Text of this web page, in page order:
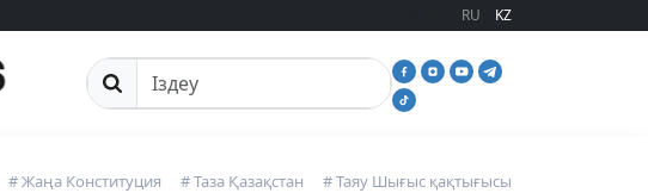
RU KZ
Сайттан іздеу
# Жаңа Конституция # Таза Қазақстан # Таяу Шығыс қақтығысы